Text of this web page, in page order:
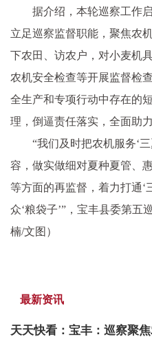
据介绍，本轮巡察工作
立足巡察监督职能，聚焦农
下农田、访农户，对小麦机
农机安全检查等开展监督检
全生产和专项行动中存在的
理，倒逼责任落实，全面助
“我们及时把农机服务‘
容，做实做细对夏种夏管、
等方面的再监督，着力打通‘
众‘粮袋子’”，宝丰县委第五
楠/文图）
最新资讯
天天快看：宝丰：巡察聚